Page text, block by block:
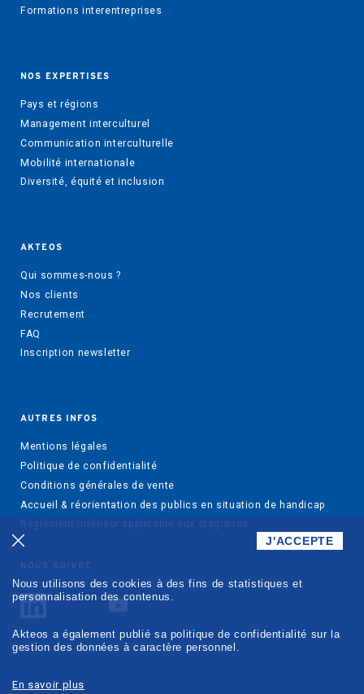
Formations interentreprises
NOS EXPERTISES
Pays et régions
Management interculturel
Communication interculturelle
Mobilité internationale
Diversité, équité et inclusion
AKTEOS
Qui sommes-nous ?
Nos clients
Recrutement
FAQ
Inscription newsletter
AUTRES INFOS
Mentions légales
Politique de confidentialité
Conditions générales de vente
Accueil & réorientation des publics en situation de handicap
Règlement intérieur applicable aux stagiaires
NOUS SUIVRE
Nous utilisons des cookies à des fins de statistiques et
personnalisation des contenus.
Akteos a également publié sa politique de confidentialité sur la
gestion des données à caractère personnel.
En savoir plus
J'ACCEPTE